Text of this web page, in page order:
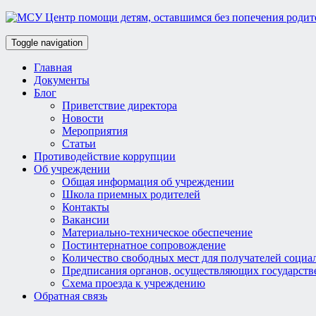
Toggle navigation
Главная
Документы
Блог
Приветствие директора
Новости
Мероприятия
Статьи
Противодействие коррупции
Об учреждении
Общая информация об учреждении
Школа приемных родителей
Контакты
Вакансии
Материально-техническое обеспечение
Постинтернатное сопровождение
Количество свободных мест для получателей
Предписания органов, осуществляющих
Схема проезда к учреждению
Обратная связь